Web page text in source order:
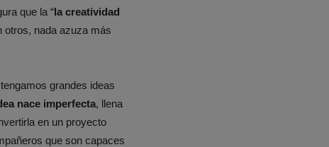
que la “la creatividad
otros, nada azuza más
grandes ideas
nace imperfecta, llena
en un proyecto
que son capaces